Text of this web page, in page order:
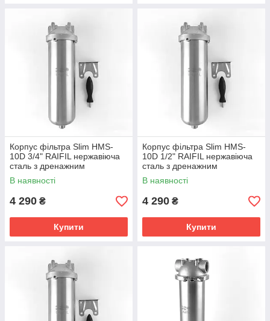
Корпус фільтра Slim HMS-
10D 3/4" RAIFIL нержавіюча
сталь з дренажним
підключенням 1/2"
В наявності
4 290 ₴
Купити
Корпус фільтра Slim HMS-
10D 1/2" RAIFIL нержавіюча
сталь з дренажним
підключенням 1/2"
В наявності
4 290 ₴
Купити